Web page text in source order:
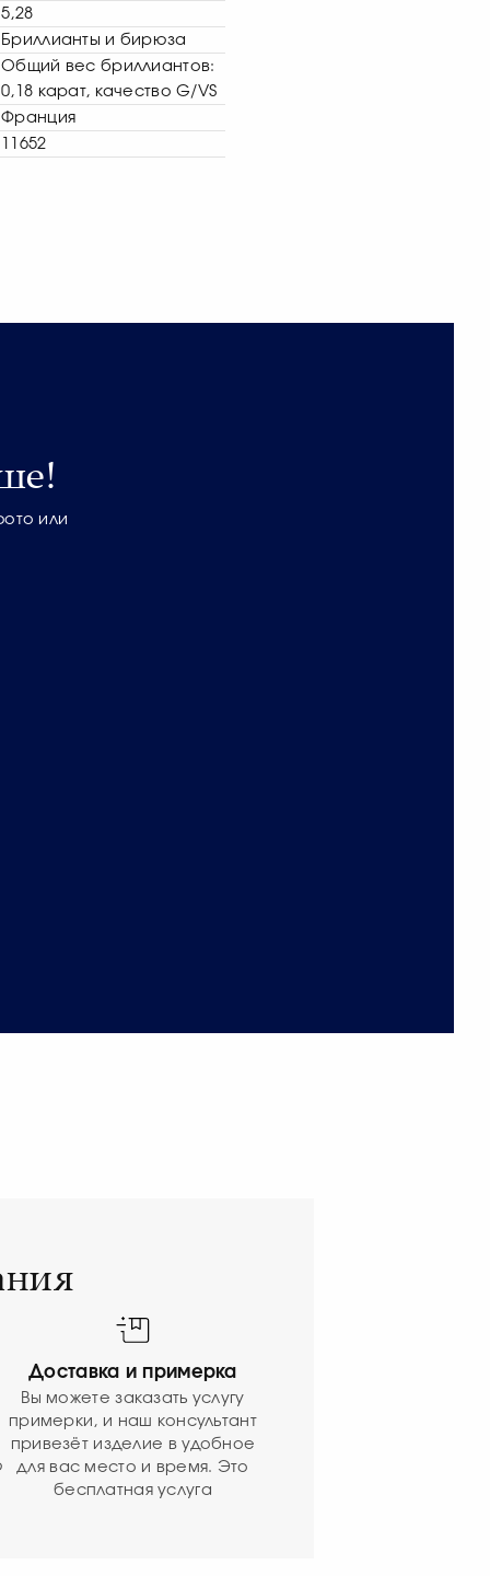
5,28
Бриллианты и бирюза
Общий вес бриллиантов:
0,18 карат, качество G/VS
Франция
11652
или
Доставка и примерка
Вы можете заказать услугу
примерки, и наш консультант
привезёт изделие в удобное
для вас место и время. Это
бесплатная услуга